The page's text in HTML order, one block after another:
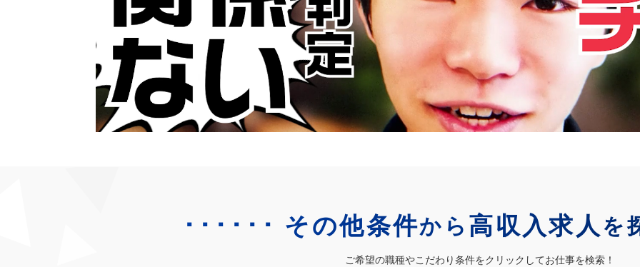
･･････ その他条件から 高収入求人 を
ご希望の職種やこだわり条件をクリックしてお仕事を検索！